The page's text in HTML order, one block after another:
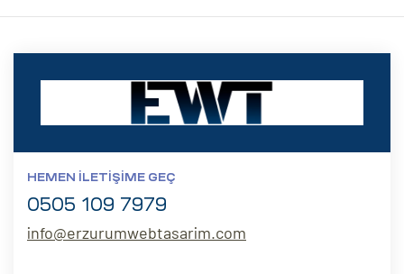
HEMEN İLETIŞIME GEÇ
0505 109 7979
info@erzurumwebtasarim.com